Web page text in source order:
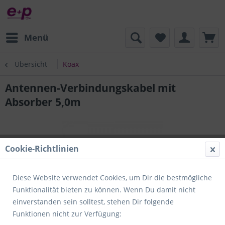
Menü
Übersicht Koax
Antennen-Verbindungskabel mit
Absorber 5,0m
Cookie-Richtlinien
Diese Website verwendet Cookies, um Dir die bestmögliche
Funktionalität bieten zu können. Wenn Du damit nicht
einverstanden sein solltest, stehen Dir folgende
Funktionen nicht zur Verfügung: